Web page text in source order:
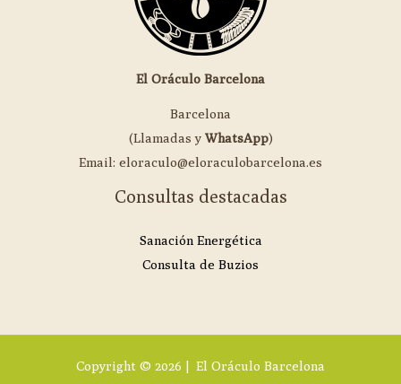
El Oráculo Barcelona
Barcelona
(Llamadas y WhatsApp)
Email: eloraculo@eloraculobarcelona.es
Consultas destacadas
Sanación Energética
Consulta de Buzios
Copyright © 2026 | El Oráculo Barcelona